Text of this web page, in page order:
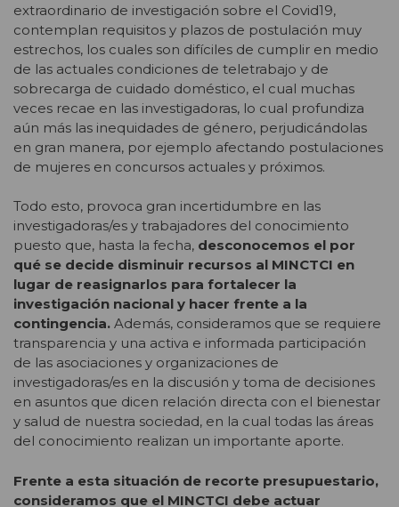
extraordinario de investigación sobre el Covid19,
contemplan requisitos y plazos de postulación muy
estrechos, los cuales son difíciles de cumplir en medio
de las actuales condiciones de teletrabajo y de
sobrecarga de cuidado doméstico, el cual muchas
veces recae en las investigadoras, lo cual profundiza
aún más las inequidades de género, perjudicándolas
en gran manera, por ejemplo afectando postulaciones
de mujeres en concursos actuales y próximos.
Todo esto, provoca gran incertidumbre en las
investigadoras/es y trabajadores del conocimiento
puesto que, hasta la fecha, desconocemos el por
qué se decide disminuir recursos al MINCTCI en
lugar de reasignarlos para fortalecer la
investigación nacional y hacer frente a la
contingencia. Además, consideramos que se requiere
transparencia y una activa e informada participación
de las asociaciones y organizaciones de
investigadoras/es en la discusión y toma de decisiones
en asuntos que dicen relación directa con el bienestar
y salud de nuestra sociedad, en la cual todas las áreas
del conocimiento realizan un importante aporte.
Frente a esta situación de recorte presupuestario,
consideramos que el MINCTCI debe actuar